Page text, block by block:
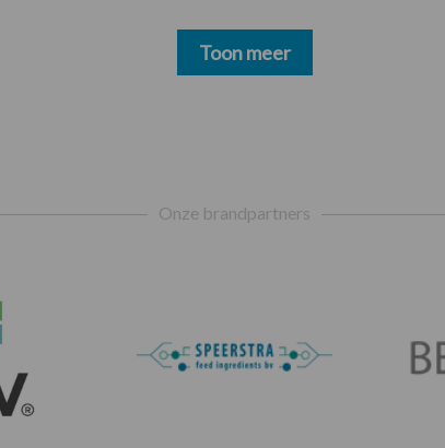
Toon meer
Onze brandpartners